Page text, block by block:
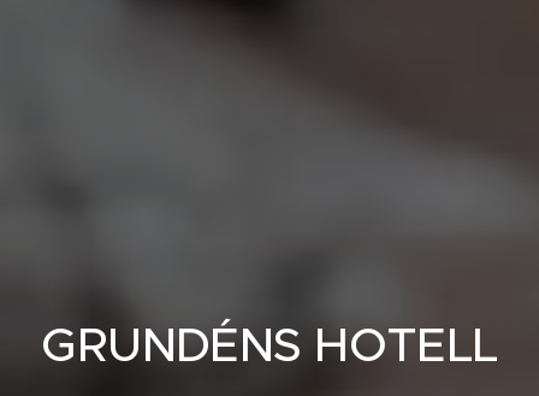
GRUNDÉNS HOTELL